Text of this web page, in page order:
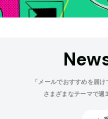
「メールでおすすめを届
さまざまなテーマで週